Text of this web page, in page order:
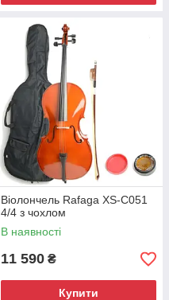
Віолончель Rafaga XS-C051
4/4 з чохлом
В наявності
11 590 ₴
Купити